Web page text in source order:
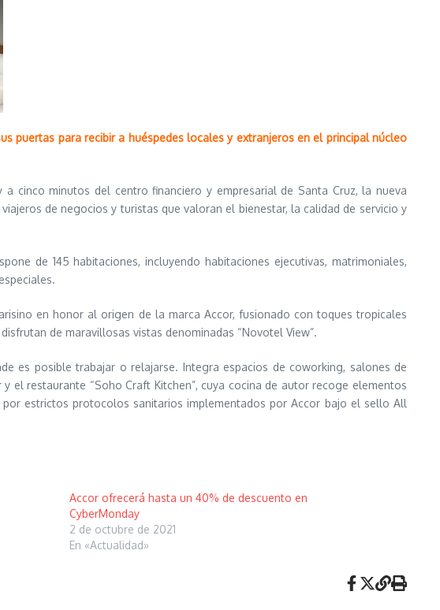
puertas para recibir a huéspedes locales y extranjeros en el principal núcleo
cinco minutos del centro financiero y empresarial de Santa Cruz, la nueva
de negocios y turistas que valoran el bienestar, la calidad de servicio y
de 145 habitaciones, incluyendo habitaciones ejecutivas, matrimoniales,
en honor al origen de la marca Accor, fusionado con toques tropicales
de maravillosas vistas denominadas “Novotel View”.
es posible trabajar o relajarse. Integra espacios de coworking, salones de
el restaurante “Soho Craft Kitchen”, cuya cocina de autor recoge elementos
estrictos protocolos sanitarios implementados por Accor bajo el sello All
Accor ofrecerá hasta un 40% de descuento en
CyberMonday
2 de octubre de 2021
En «Actualidad»